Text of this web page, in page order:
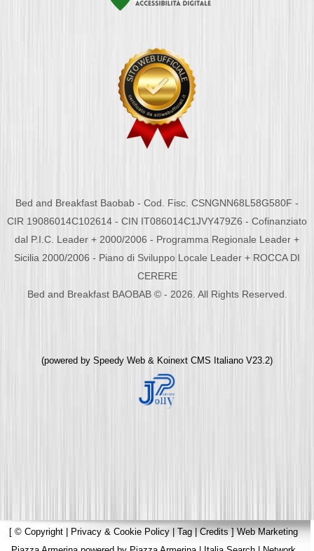
Bed and Breakfast Baobab - Cod. Fisc. CSNGNN68L58G580F -
CIR 19086014C102614 - CIN IT086014C1JVY479Z6 - Cofinanziato
dal P.I.C. Leader + 2000/2006 - Programma Regionale Leader +
Sicilia 2000/2006 - Piano di Sviluppo Locale Leader + ROCCA DI
CERERE
Bed and Breakfast BAOBAB © - 2026. All Rights Reserved.
(powered by Speedy Web & Koinext CMS Italiano V23.2)
[ © Copyright | Privacy & Cookie Policy | Tag|Credits]Web Marketing